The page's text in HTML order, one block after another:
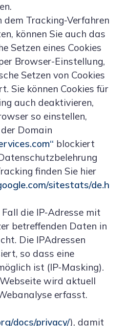
dem Tracking-Verfahren
können Sie auch das
Setzen eines Cookies
Browser-Einstellung,
Setzen von Cookies
Sie können Cookies für
auch deaktivieren,
so einstellen,
Domain
blockiert
finden Sie hier
sitestats/de.h
die IP-Adresse mit
betreffenden Daten in
Die IPAdressen
so dass eine
ist (IP-Masking).
wird aktuell
erfasst.
docs/privacy/), damit